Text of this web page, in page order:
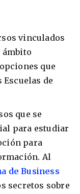
vinculados
ámbito
que
de
que se
para estudiar
para
Al
de Business
secretos sobre